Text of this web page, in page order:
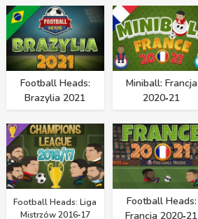
Football Heads:
Brazylia 2021
Miniball: Francja
2020‑21
Football Heads: Liga
Mistrzów 2016‑17
Football Heads:
Francja 2020‑21